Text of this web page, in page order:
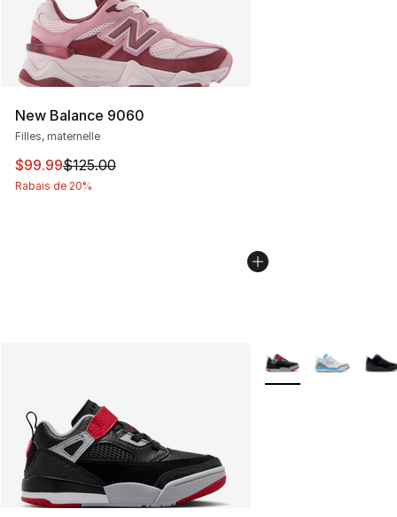
New Balance 9060
Filles, maternelle
Cet article est en solde. Le prix est passé de $125.00 à
$99.99$125.00
Rabais de 20%
Plus de couleurs